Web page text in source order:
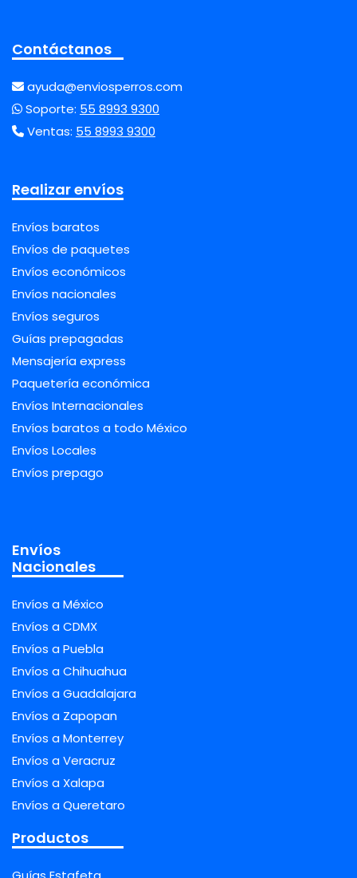
Contáctanos
ayuda@enviosperros.com
Soporte: 55 8993 9300
Ventas: 55 8993 9300
Realizar envíos
Envíos baratos
Envíos de paquetes
Envíos económicos
Envíos nacionales
Envíos seguros
Guías prepagadas
Mensajería express
Paquetería económica
Envíos Internacionales
Envíos baratos a todo México
Envíos Locales
Envíos prepago
Envíos
Nacionales
Envíos a México
Envíos a CDMX
Envíos a Puebla
Envíos a Chihuahua
Envíos a Guadalajara
Envíos a Zapopan
Envíos a Monterrey
Envíos a Veracruz
Envíos a Xalapa
Envíos a Queretaro
Productos